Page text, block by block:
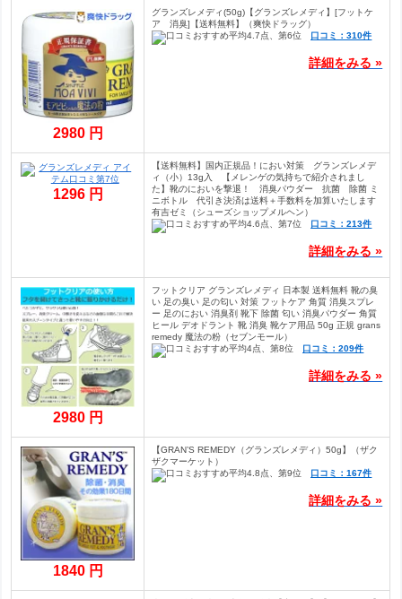
2980 円
グランズレメディ(50g)【グランズレメディ】[フットケ
ア 消臭]【送料無料】（爽快ドラッグ）
口コミ：310件
詳細をみる »
1296 円
【送料無料】国内正規品！におい対策 グランズレメデ
ィ（小）13g入 【メレンゲの気持ちで紹介されまし
た】靴のにおいを撃退！ 消臭パウダー 抗菌 除菌 ミ
ニボトル 代引き決済は送料＋手数料を加算いたします
有吉ゼミ（シューズショップメルヘン）
口コミ：213件
詳細をみる »
2980 円
フットクリア グランズレメディ 日本製 送料無料 靴の臭
い 足の臭い 足の匂い 対策 フットケア 角質 消臭スプレ
ー 足のにおい 消臭剤 靴下 除菌 匂い 消臭パウダー 角質
ヒール デオドラント 靴 消臭 靴ケア用品 50g 正規 grans
remedy 魔法の粉（セブンモール）
口コミ：209件
詳細をみる »
1840 円
【GRAN’S REMEDY（グランズレメディ）50g】（ザク
ザクマーケット）
口コミ：167件
詳細をみる »